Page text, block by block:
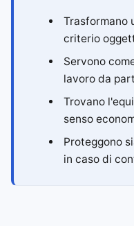
Trasformano
criterio
Servono
lavoro da
Trovano
senso
Proteggono
in caso di